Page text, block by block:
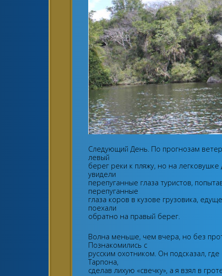
Следующий День. По прогнозам
левый
берег реки к пляжу, но на
увидели
перепуганные глаза туристов,
перепуганные
глаза коров в кузове грузовика,
поехали
обратно на правый берег.
Волна меньше, чем вчера, но без
Познакомились с
русским охотником. Он подсказал,
Тарпона,
сделав лихую «свечку», а я взял в